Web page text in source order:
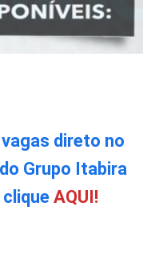
direto no
Grupo Itabira
AQUI!